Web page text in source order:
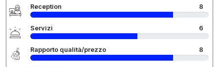
Reception 8
Servizi 6
Rapporto qualità/prezzo 8